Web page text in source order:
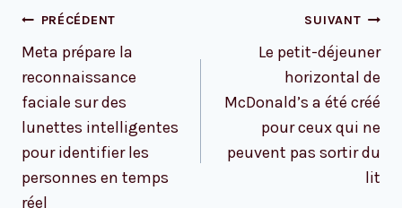
Navigation
l’article
PRÉCÉDENT
Meta prépare la
reconnaissance
faciale sur des
lunettes intelligentes
pour identifier les
personnes en temps
réel
SUIVANT
Le petit-déjeuner
horizontal de
McDonald’s a été créé
pour ceux qui ne
peuvent pas sortir du
lit